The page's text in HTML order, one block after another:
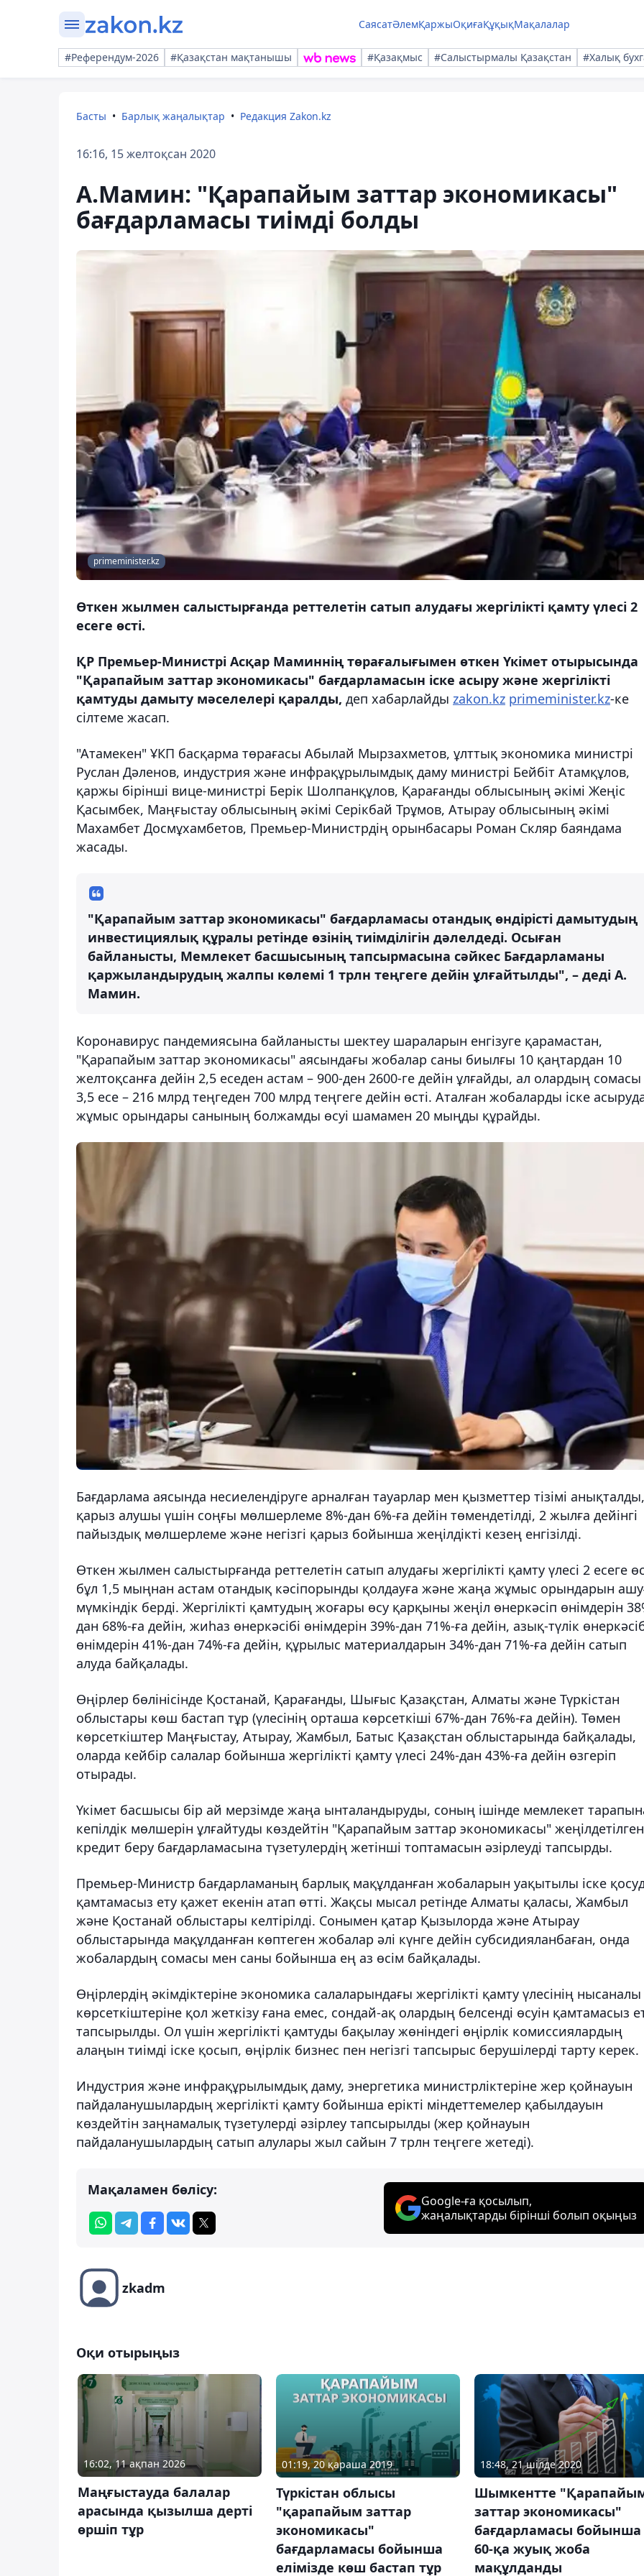
СаясатӘлемҚаржыОқиғаҚұқықМақалалар
#Референдум-2026 #Қазақстан мақтанышы #Қазақмыс #Салыстырмалы Қазақстан #Халық
Басты Барлық жаңалықтар Редакция Zakon.kz
16:16, 15 желтоқсан 2020
А.Мамин: "Қарапайым заттар экономикасы"
бағдарламасы тиімді болды
primeminister.kz
Өткен жылмен салыстырғанда реттелетін сатып алудағы жергілікті қамту үлесі 2
есеге өсті.
ҚР Премьер-Министрі Асқар Маминнің төрағалығымен өткен Үкімет отырысында
"Қарапайым заттар экономикасы" бағдарламасын іске асыру және жергілікті
қамтуды дамыту мәселелері қаралды, деп хабарлайды zakon.kz primeminister.kz-ке
сілтеме жасап.
"Атамекен" ҰКП басқарма төрағасы Абылай Мырзахметов, ұлттық экономика министрі
Руслан Дәленов, индустрия және инфрақұрылымдық даму министрі Бейбіт Атамқұлов,
қаржы бірінші вице-министрі Берік Шолпанқұлов, Қарағанды облысының әкімі Жеңіс
Қасымбек, Маңғыстау облысының әкімі Серікбай Трұмов, Атырау облысының әкімі
Махамбет Досмұхамбетов, Премьер-Министрдің орынбасары Роман Скляр баяндама
жасады.
"Қарапайым заттар экономикасы" бағдарламасы отандық өндірісті дамытудың
инвестициялық құралы ретінде өзінің тиімділігін дәлелдеді. Осыған
байланысты, Мемлекет басшысының тапсырмасына сәйкес Бағдарламаны
қаржыландырудың жалпы көлемі 1 трлн теңгеге дейін ұлғайтылды", – деді А.
Мамин.
Коронавирус пандемиясына байланысты шектеу шараларын енгізуге қарамастан,
"Қарапайым заттар экономикасы" аясындағы жобалар саны биылғы 10 қаңтардан 10
желтоқсанға дейін 2,5 еседен астам – 900-ден 2600-ге дейін ұлғайды, ал олардың сомасы
3,5 есе – 216 млрд теңгеден 700 млрд теңгеге дейін өсті. Аталған жобаларды іске
жұмыс орындары санының болжамды өсуі шамамен 20 мыңды құрайды.
Бағдарлама аясында несиелендіруге арналған тауарлар мен қызметтер тізімі анықталды,
қарыз алушы үшін соңғы мөлшерлеме 8%-дан 6%-ға дейін төмендетілді, 2 жылға дейінгі
пайыздық мөлшерлеме және негізгі қарыз бойынша жеңілдікті кезең енгізілді.
Өткен жылмен салыстырғанда реттелетін сатып алудағы жергілікті қамту үлесі 2 есеге
бұл 1,5 мыңнан астам отандық кәсіпорынды қолдауға және жаңа жұмыс орындарын
мүмкіндік берді. Жергілікті қамтудың жоғары өсу қарқыны жеңіл өнеркәсіп өнімдерін
дан 68%-ға дейін, жиһаз өнеркәсібі өнімдерін 39%-дан 71%-ға дейін, азық-түлік
өнімдерін 41%-дан 74%-ға дейін, құрылыс материалдарын 34%-дан 71%-ға дейін сатып
алуда байқалады.
Өңірлер бөлінісінде Қостанай, Қарағанды, Шығыс Қазақстан, Алматы және Түркістан
облыстары көш бастап тұр (үлесінің орташа көрсеткіші 67%-дан 76%-ға дейін). Төмен
көрсеткіштер Маңғыстау, Атырау, Жамбыл, Батыс Қазақстан облыстарында байқалады,
оларда кейбір салалар бойынша жергілікті қамту үлесі 24%-дан 43%-ға дейін өзгеріп
отырады.
Үкімет басшысы бір ай мерзімде жаңа ынталандыруды, соның ішінде мемлекет
кепілдік мөлшерін ұлғайтуды көздейтін "Қарапайым заттар экономикасы" жеңілдетілген
кредит беру бағдарламасына түзетулердің жетінші топтамасын әзірлеуді тапсырды.
Премьер-Министр бағдарламаның барлық мақұлданған жобаларын уақытылы іске
қамтамасыз ету қажет екенін атап өтті. Жақсы мысал ретінде Алматы қаласы, Жамбыл
және Қостанай облыстары келтірілді. Сонымен қатар Қызылорда және Атырау
облыстарында мақұлданған көптеген жобалар әлі күнге дейін субсидияланбаған, онда
жобалардың сомасы мен саны бойынша ең аз өсім байқалады.
Өңірлердің әкімдіктеріне экономика салаларындағы жергілікті қамту үлесінің нысаналы
көрсеткіштеріне қол жеткізу ғана емес, сондай-ақ олардың белсенді өсуін қамтамасыз
тапсырылды. Ол үшін жергілікті қамтуды бақылау жөніндегі өңірлік комиссиялардың
алаңын тиімді іске қосып, өңірлік бизнес пен негізгі тапсырыс берушілерді тарту керек.
Индустрия және инфрақұрылымдық даму, энергетика министрліктеріне жер қойнауын
пайдаланушылардың жергілікті қамту бойынша ерікті міндеттемелер қабылдауын
көздейтін заңнамалық түзетулерді әзірлеу тапсырылды (жер қойнауын
пайдаланушылардың сатып алулары жыл сайын 7 трлн теңгеге жетеді).
Мақаламен бөлісу:
Google-ға қосылып,
жаңалықтарды бірінші болып оқыңыз
zkadm
Оқи отырыңыз
16:02, 11 ақпан 2026
Маңғыстауда балалар
арасында қызылша дерті
өршіп тұр
01:19, 20 қараша 2019
Түркістан облысы
"қарапайым заттар
экономикасы"
бағдарламасы бойынша
елімізде көш бастап тұр
18:48, 21 шілде 2020
Шымкентте
заттар экономикасы"
бағдарламасы бойынша
60-қа жуық жоба
мақұлданды